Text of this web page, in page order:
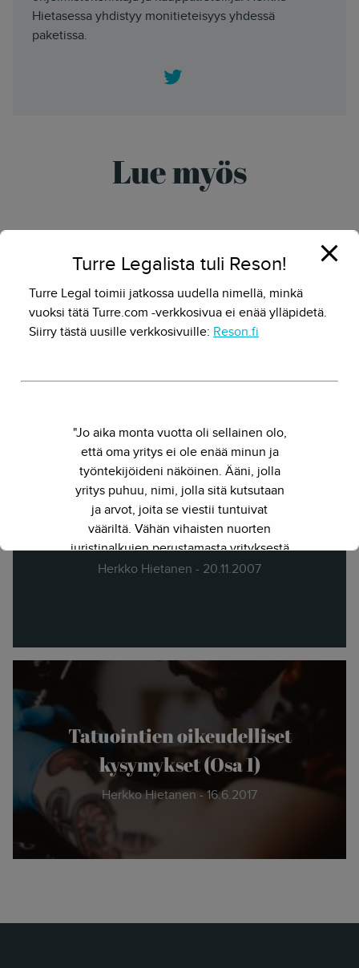
Hietasessa yhdistyy monitieteisyys yhdessä
paketissa.
Lue myös
Arkiston helmiä osa 2
Arkiston helmiä
Herkko Hietanen - 20.11.2007
Tatuointien oikeudelliset
kysymykset (Osa 1)
Herkko Hietanen - 16.6.2017
Turre Legalista tuli Reson!
Turre Legal toimii jatkossa uudella nimellä, minkä
vuoksi tätä Turre.com -verkkosivua ei enää ylläpidetä.
Siirry tästä uusille verkkosivuille: Reson.fi
"Jo aika monta vuotta oli sellainen olo,
että oma yritys ei ole enää minun ja
työntekijöideni näköinen. Ääni, jolla
yritys puhuu, nimi, jolla sitä kutsutaan
ja arvot, joita se viestii tuntuivat
vääriltä. Vähän vihaisten nuorten
juristinalkujen perustamasta yrityksestä
on kasvanut kokenut ja
the new."
- Herkko Hietanen